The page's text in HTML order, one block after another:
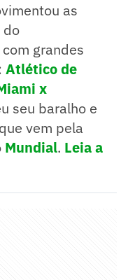
as
do
com grandes
Atlético de
x
seu baralho e
vem pela
Mundial. Leia a